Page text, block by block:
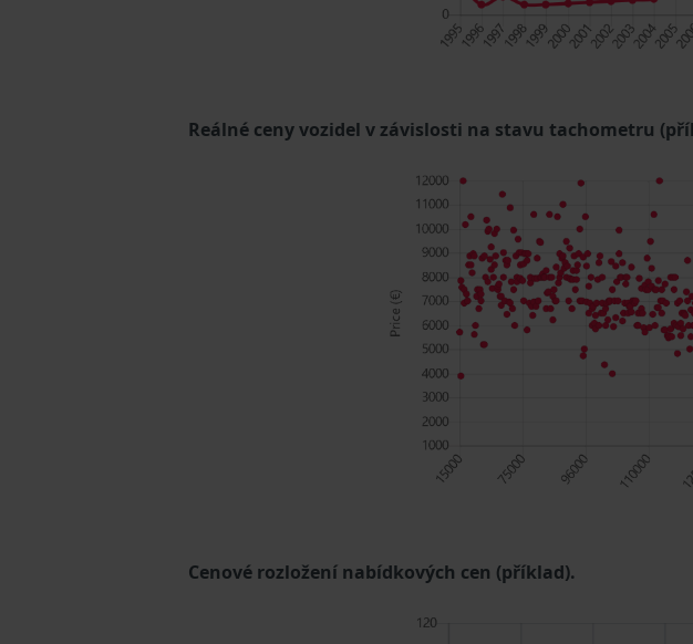
Reálné ceny vozidel v závislosti na stavu tachometru
Cenové rozložení nabídkových cen (příklad).